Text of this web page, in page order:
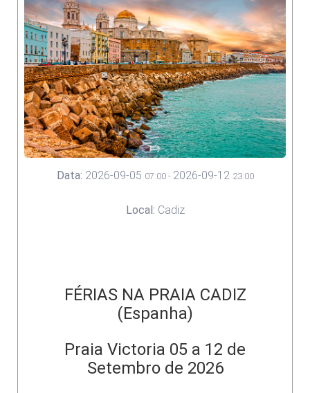
Data: 2026-09-05 07:00- 2026-09-12 23:00
Local: Cadiz
FÉRIAS NA PRAIA CADIZ
(Espanha)
Praia Victoria 05 a 12 de
Setembro de 2026